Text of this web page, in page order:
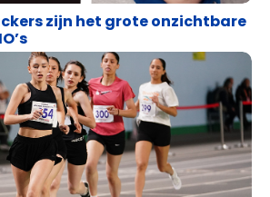
zijn het grote onzichtbare